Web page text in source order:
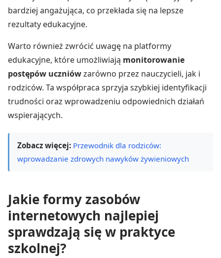
bardziej angażująca, co przekłada się na lepsze
rezultaty edukacyjne.
Warto również zwrócić uwagę na platformy
edukacyjne, które umożliwiają monitorowanie
postępów uczniówzarówno przez nauczycieli, jak i
rodziców. Ta współpraca sprzyja szybkiej identyfikacji
trudności oraz wprowadzeniu odpowiednich działań
wspierających.
Zobacz więcej: Przewodnik dla rodziców:
wprowadzanie zdrowych nawyków żywieniowych
Jakie formy zasobów
internetowych najlepiej
sprawdzają się w praktyce
szkolnej?